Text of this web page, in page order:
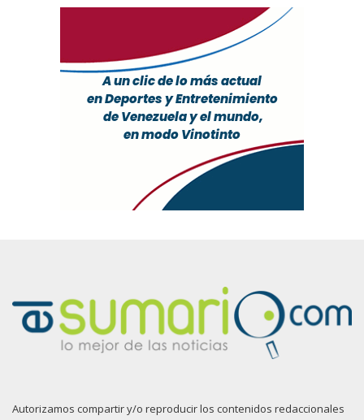
Autorizamos compartir y/o reproducir los contenidos redaccionales